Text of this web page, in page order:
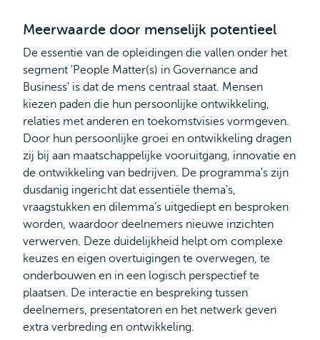
Meerwaarde door menselijk potentieel
De essentie van de opleidingen die vallen onder het
segment 'People Matter(s) in Governance and
Business' is dat de mens centraal staat. Mensen
kiezen paden die hun persoonlijke ontwikkeling,
relaties met anderen en toekomstvisies vormgeven.
Door hun persoonlijke groei en ontwikkeling dragen
zij bij aan maatschappelijke vooruitgang, innovatie en
de ontwikkeling van bedrijven. De programma's zijn
dusdanig ingericht dat essentiële thema's,
vraagstukken en dilemma’s uitgediept en besproken
worden, waardoor deelnemers nieuwe inzichten
verwerven. Deze duidelijkheid helpt om complexe
keuzes en eigen overtuigingen te overwegen, te
onderbouwen en in een logisch perspectief te
plaatsen. De interactie en bespreking tussen
deelnemers, presentatoren en het netwerk geven
extra verbreding en ontwikkeling.